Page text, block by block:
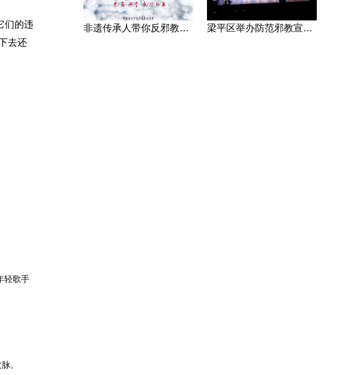
们的违
去还
轻歌手
。
非遗传承人带你反邪教—害人的“全能神” 梁平区举办防范邪教宣传专场文艺演出